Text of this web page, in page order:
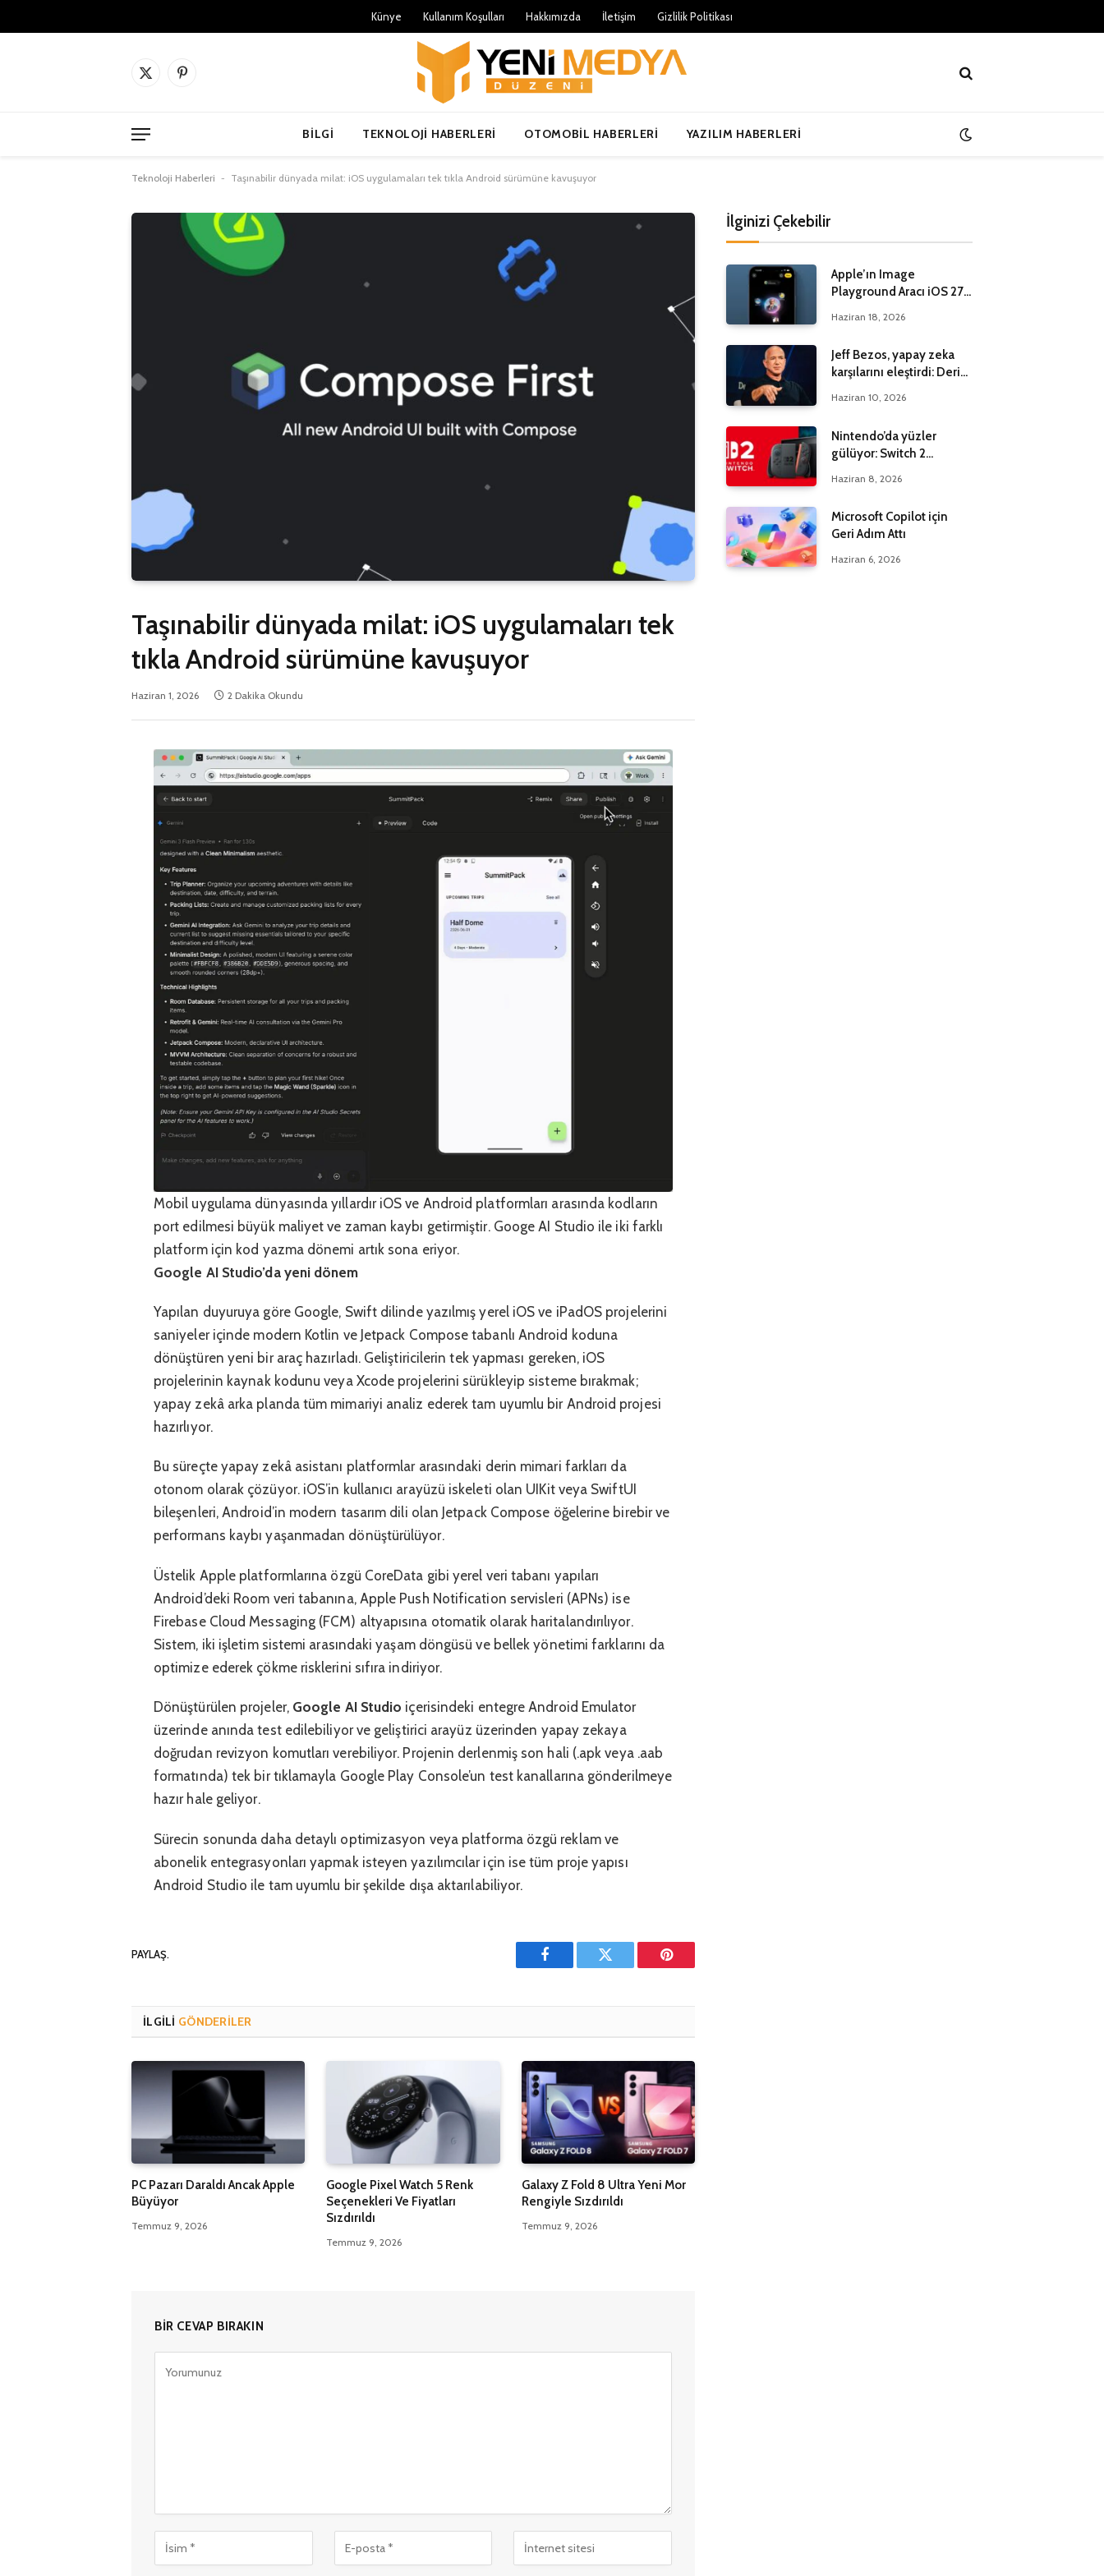
Künye Kullanım Koşulları Hakkımızda İletişim Gizlilik Politikası
X
Pinterest'in
BILGI TEKNOLOJI HABERLERI OTOMOBIL HABERLERI YAZILIM HABERLERI
Teknoloji Haberleri - Taşınabilir dünyada milat: iOS uygulamaları tek tıkla Android sürümüne kavuşuyor
Taşınabilir dünyada milat: iOS uygulamaları tek
tıkla Android sürümüne kavuşuyor
Haziran 1, 2026 2 Dakika Okundu
Mobil uygulama dünyasında yıllardır iOS ve Android platformları arasında kodların
port edilmesi büyük maliyet ve zaman kaybı getirmiştir. Googe AI Studio ile iki farklı
platform için kod yazma dönemi artık sona eriyor.
Google AI Studio’da yeni dönem
Yapılan duyuruya göre Google, Swift dilinde yazılmış yerel iOS ve iPadOS projelerini
saniyeler içinde modern Kotlin ve Jetpack Compose tabanlı Android koduna
dönüştüren yeni bir araç hazırladı. Geliştiricilerin tek yapması gereken, iOS
projelerinin kaynak kodunu veya Xcode projelerini sürükleyip sisteme bırakmak;
yapay zekâ arka planda tüm mimariyi analiz ederek tam uyumlu bir Android projesi
hazırlıyor.
Bu süreçte yapay zekâ asistanı platformlar arasındaki derin mimari farkları da
otonom olarak çözüyor. iOS’in kullanıcı arayüzü iskeleti olan UIKit veya SwiftUI
bileşenleri, Android’in modern tasarım dili olan Jetpack Compose öğelerine birebir ve
performans kaybı yaşanmadan dönüştürülüyor.
Üstelik Apple platformlarına özgü CoreData gibi yerel veri tabanı yapıları
Android’deki Room veri tabanına, Apple Push Notification servisleri (APNs) ise
Firebase Cloud Messaging (FCM) altyapısına otomatik olarak haritalandırılıyor.
Sistem, iki işletim sistemi arasındaki yaşam döngüsü ve bellek yönetimi farklarını da
optimize ederek çökme risklerini sıfıra indiriyor.
Dönüştürülen projeler, Google AI Studio içerisindeki entegre Android Emulator
üzerinde anında test edilebiliyor ve geliştirici arayüz üzerinden yapay zekaya
doğrudan revizyon komutları verebiliyor. Projenin derlenmiş son hali (.apk veya .aab
formatında) tek bir tıklamayla Google Play Console’un test kanallarına gönderilmeye
hazır hale geliyor.
Sürecin sonunda daha detaylı optimizasyon veya platforma özgü reklam ve
abonelik entegrasyonları yapmak isteyen yazılımcılar için ise tüm proje yapısı
Android Studio ile tam uyumlu bir şekilde dışa aktarılabiliyor.
PAYLAŞ.
Facebook Twitter Pinterest'in
İLGILI GÖNDERILER
PC Pazarı Daraldı Ancak Apple
Büyüyor
Temmuz 9, 2026
Google Pixel Watch 5 Renk
Seçenekleri Ve Fiyatları
Sızdırıldı
Temmuz 9, 2026
Galaxy Z Fold 8 Ultra Yeni Mor
Rengiyle Sızdırıldı
Temmuz 9, 2026
BIR CEVAP BIRAKIN
İlginizi Çekebilir
Apple’ın Image
Playground Aracı iOS 27
Haziran 18, 2026
Jeff Bezos, yapay zeka
karşılarını eleştirdi: Derin
Haziran 10, 2026
Nintendo’da yüzler
gülüyor: Switch 2
Haziran 8, 2026
Microsoft Copilot için
Geri Adım Attı
Haziran 6, 2026